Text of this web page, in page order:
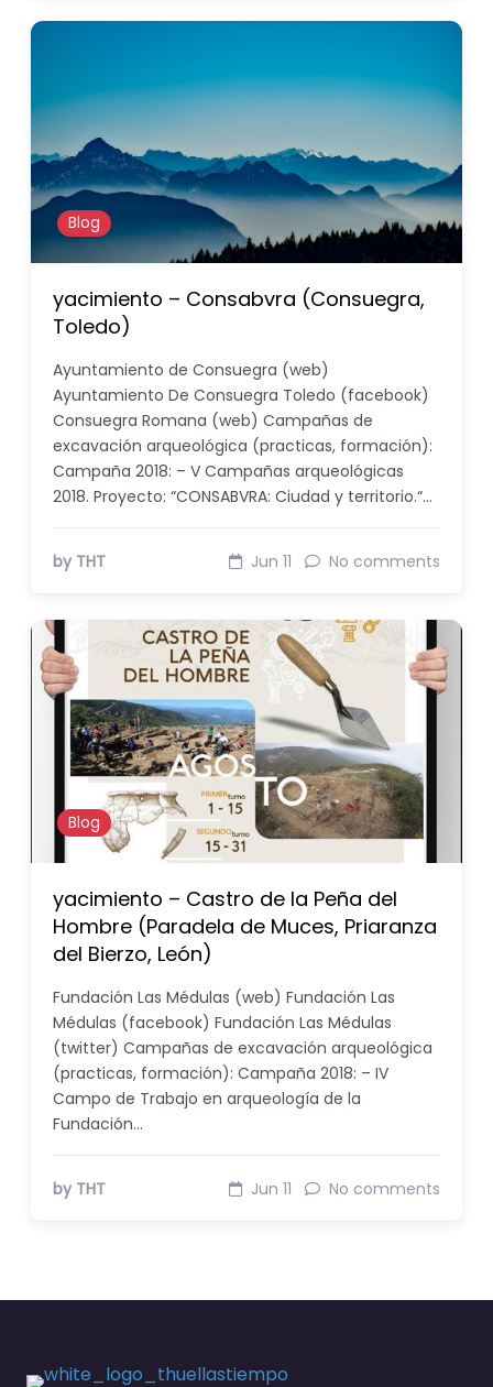
Blog
yacimiento – Consabvra (Consuegra,
Toledo)
Ayuntamiento de Consuegra (web)
Ayuntamiento De Consuegra Toledo (facebook)
Consuegra Romana (web) Campañas de
excavación arqueológica (practicas, formación):
Campaña 2018: – V Campañas arqueológicas
2018. Proyecto: “CONSABVRA: Ciudad y territorio.“…
by THT Jun 11 No comments
Blog
yacimiento – Castro de la Peña del
Hombre (Paradela de Muces, Priaranza
del Bierzo, León)
Fundación Las Médulas (web) Fundación Las
Médulas (facebook) Fundación Las Médulas
(twitter) Campañas de excavación arqueológica
(practicas, formación): Campaña 2018: – IV
Campo de Trabajo en arqueología de la
Fundación…
by THT Jun 11 No comments